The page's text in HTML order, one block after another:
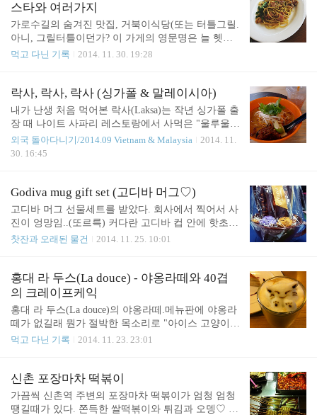
르셀 프루스트의 "잃어버린 시간..
엔 짬이 안나서, 공식행사 시작일인 오늘 점심시간에
밥도 안먹고 던킨도너츠 매장으로 출동. 근
데!!!!!!!!!!!!!!!!!!!! 도너츠 매대가 텅 비었다. 정말로
텅... 저녁시간도 아닌 데 이렇게 텅 빈거 첨 봐서 당
황. 남아 있는 것은 먼치킨(행사 대상 아님) 약간과
있는데 도넛이 없다ㅋㅋㅋㅋ 아니 언제부터 이렇게
무민 인기가 많아졌지???..
스타와 여러가지
가로수길의 숨겨진 맛집, 거북이식당(또는 터틀그릴.
아니, 그릴터틀이던가? 이 가게의 영문명은 늘 헷갈
린다;;). 머그 포 래빗 3층에 있다.테이블마다 놓여 있
프레드 맛이 독특했다. 테이블에 놓인 식기들 구성이
재미나서 찍었다. 각각 다 다른 분위기인데 잘 어울
렸음! 드디어 첫 메뉴. 문어 샐러드.상큼하니 맛있었
시골 파스타. 별 특별한 재료 안들어간 것 치고는 좀
비쌌는데(2만원인가?) 그렇지만 정말 맛있었다. 강
이름은 기억이 안납니다. 죄송;사실 아까 이곳의 간
판메뉴가 시골파스타라고 했지만, ..
먹고 다닌 기록 2014. 11. 30. 19:28
락사, 락사, 락사 (싱가폴 & 말레이시아)
내가 난생 처음 먹어본 락사(Laksa)는 작년 싱가폴 출
장 때 나이트 사파리 레스토랑에서 사먹은 "울루울루
락사"였다. ("나이트" 사파리라 야외 레스토랑도 어
두컴컴해서 화질이;;;) 현지에선 현지음식이라는 강
사는 참 맛났다. 커리를 비롯해 각종 향신료 향기가
가득한 진하고 걸쭉하고 매콤한 국물이 인상적이었
고, 락사에 들어 있던 피쉬볼과 관자도 탱탱하니 맛
있었다. 아쉬운 점이라면, 그때 몸이 많이 아팠기 때
문에 그 맛난 락사를 절반도 채 먹지 못했다는 것이
라니! 그럼 컨디션이 좋을땐 얼마나 맛있을 것인가
두구두구두구. 그때부터 나의 락사 사랑은 시작되..
외국 돌아다니기/2014.09 Vietnam & Malaysia
2014. 11.
30. 16:45
Godiva mug gift set (고디바 머그♡)
고디바 머그 선물세트를 받았다. 회사에서 찍어서 사
진이 엉망임..(또르륵) 커다란 고디바 컵 안에 핫초
코, 초코프렛첼, 초코렛 2개가 들어 있는데 내용물보
온 사진;; 컵 사이즈가 정말정말 커서, 커피보다는 라
면이나 스프그릇으로 딱일 듯! (하지만 진한 초콜렛
이 흘러나올 것만 같은 색상의 컵이라서 라면을 담아
먹으려면 뭔가 기분이 이상할 것 같다..;;;) 고디바 선
물셋트 하나에 아침부터 행복하다ㅎㅎ 고디바 사진
하나만 올리기 허전해서 올려보는 다운튼 애비 요리
Abbey Cookbook) 어제 학원 가기 전에 시간이 남아
잠깐 알라딘..
찻잔과 오래된 물건 2014. 11. 25. 10:01
홍대 라 두스(La douce) - 야옹라떼와 40겹
의 크레이프케익
홍대 라 두스(La douce)의 야옹라떼.메뉴판에 야옹라
떼가 없길래 뭔가 절박한 목소리로 "아이스 고양이라
떼 2잔요!"라고 했더니 주문받는 분이 씩 웃으시면
ㅋ 우유거품 들어가는 종류 시키면 전부 다 고양이
모양으로 만들어주시니깐 저처럼 고양이 라떼라고
굳이 말 안해도 됩니다ㅠ.ㅠ 라 두스의 야옹라떼는
먹고 다닌 기록 2014. 11. 23. 23:01
신촌 포장마차 떡볶이
가끔씩 신촌역 주변의 포장마차 떡볶이가 엄청 엄청
땡길때가 있다. 쫀득한 쌀떡볶이와 튀김과 오뎅♡ 요